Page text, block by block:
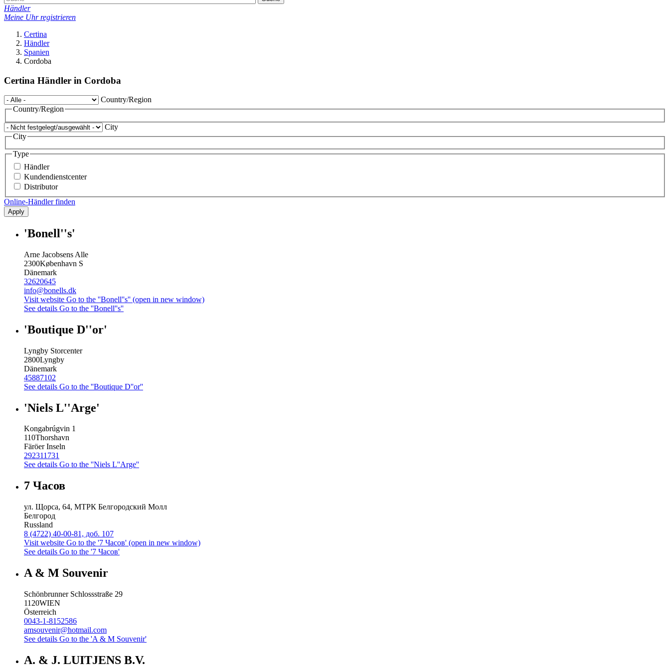
Händler
Meine Uhr registrieren
Certina
Händler
Spanien
Cordoba
Certina Händler in Cordoba
Country/Region
Country/Region
City
City
Type
Händler
Kundendienstcenter
Distributor
Online-Händler finden
Apply
'Bonell''s'
Arne Jacobsens Alle
2300København S
Dänemark
32620645
info@bonells.dk
Visit website Go to the ''Bonell''s'' (open in new window)
See details Go to the ''Bonell''s''
'Boutique D''or'
Lyngby Storcenter
2800Lyngby
Dänemark
45887102
See details Go to the ''Boutique D''or''
'Niels L''Arge'
Kongabrúgvin 1
110Thorshavn
Färöer Inseln
292311731
See details Go to the ''Niels L''Arge''
7 Часов
ул. Щорса, 64, МТРК Белгородский Молл
Белгород
Russland
8 (4722) 40-00-81, доб. 107
Visit website Go to the '7 Часов' (open in new window)
See details Go to the '7 Часов'
A & M Souvenir
Schönbrunner Schlossstraße 29
1120WIEN
Österreich
0043-1-8152586
amsouvenir@hotmail.com
See details Go to the 'A & M Souvenir'
A. & J. LUITJENS B.V.